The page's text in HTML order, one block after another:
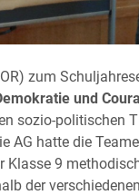
zum
und
sozio-politischen
hatte die
9
der